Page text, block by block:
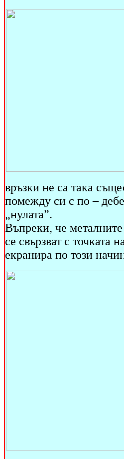
връзки не са така
помежду си с по –
„нулата”.
Въпреки, че
се свързват с точката
екранира по този